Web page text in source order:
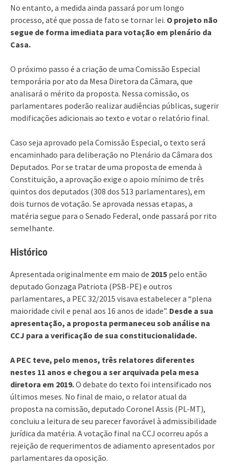
No entanto, a medida ainda passará por um longo
processo, até que possa de fato se tornar lei. O projeto não
segue de forma imediata para votação em plenário da
Casa.
O próximo passo é a criação de uma Comissão Especial
temporária por ato da Mesa Diretora da Câmara, que
analisará o mérito da proposta. Nessa comissão, os
parlamentares poderão realizar audiências públicas, sugerir
modificações adicionais ao texto e votar o relatório final.
Caso seja aprovado pela Comissão Especial, o texto será
encaminhado para deliberação no Plenário da Câmara dos
Deputados. Por se tratar de uma proposta de emenda à
Constituição, a aprovação exige o apoio mínimo de três
quintos dos deputados (308 dos 513 parlamentares), em
dois turnos de votação. Se aprovada nessas etapas, a
matéria segue para o Senado Federal, onde passará por rito
semelhante.
Histórico
Apresentada originalmente em maio de 2015 pelo então
deputado Gonzaga Patriota (PSB-PE) e outros
parlamentares, a PEC 32/2015 visava estabelecer a “plena
maioridade civil e penal aos 16 anos de idade”. Desde a sua
apresentação, a proposta permaneceu sob análise na
CCJ para a verificação de sua constitucionalidade.
A PEC teve, pelo menos, três relatores diferentes
nestes 11 anos e chegou a ser arquivada pela mesa
diretora em 2019.O debate do texto foi intensificado nos
últimos meses. No final de maio, o relator atual da
proposta na comissão, deputado Coronel Assis (PL-MT),
concluiu a leitura de seu parecer favorável à admissibilidade
jurídica da matéria. A votação final na CCJ ocorreu após a
rejeição de requerimentos de adiamento apresentados por
parlamentares da oposição.